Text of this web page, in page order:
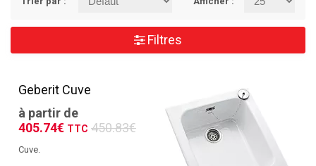
Filtres
Geberit Cuve
à partir de
405.74€ TTC 450.83€
Cuve.